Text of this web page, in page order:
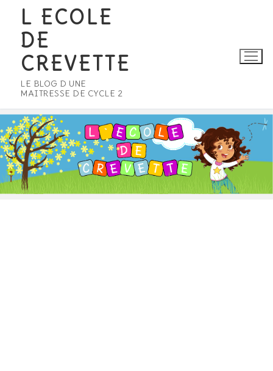
contenu
L ECOLE
DE
CREVETTE
LE BLOG D UNE
MAITRESSE DE CYCLE 2